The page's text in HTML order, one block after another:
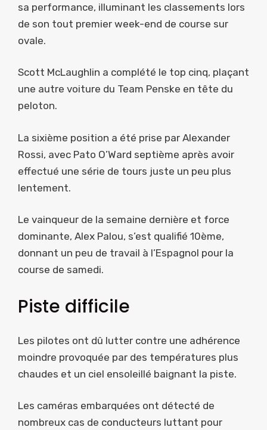
sa performance, illuminant les classements lors
de son tout premier week-end de course sur
ovale.
Scott McLaughlin a complété le top cinq, plaçant
une autre voiture du Team Penske en tête du
peloton.
La sixième position a été prise par Alexander
Rossi, avec Pato O’Ward septième après avoir
effectué une série de tours juste un peu plus
lentement.
Le vainqueur de la semaine dernière et force
dominante, Alex Palou, s’est qualifié 10ème,
donnant un peu de travail à l’Espagnol pour la
course de samedi.
Piste difficile
Les pilotes ont dû lutter contre une adhérence
moindre provoquée par des températures plus
chaudes et un ciel ensoleillé baignant la piste.
Les caméras embarquées ont détecté de
nombreux cas de conducteurs luttant pour